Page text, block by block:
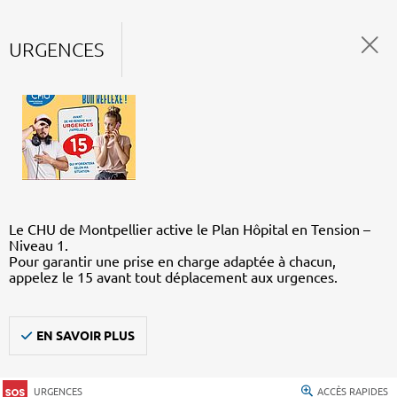
URGENCES
Le CHU de Montpellier active le Plan Hôpital en Tension –
Niveau 1.
Pour garantir une prise en charge adaptée à chacun,
appelez le 15 avant tout déplacement aux urgences.
EN SAVOIR PLUS
URGENCES ACCÈS RAPIDES